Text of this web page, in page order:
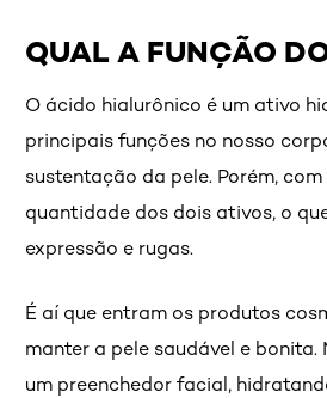
QUAL A FUNÇÃO
O ácido hialurônico é um ativo
principais funções no nosso
sustentação da pele. Porém,
quantidade dos dois ativos, o
expressão e rugas.
É aí que entram os produtos
manter a pele saudável e
um preenchedor facial,